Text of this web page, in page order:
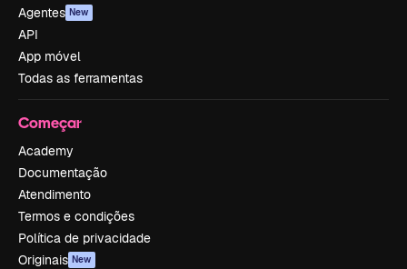
Agentes New
API
App móvel
Todas as ferramentas
Começar
Academy
Documentação
Atendimento
Termos e condições
Política de privacidade
Originais New